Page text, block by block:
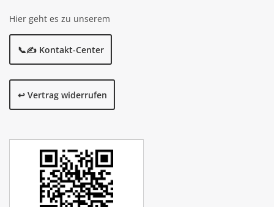
Hier geht es zu unserem
📞✍️ Kontakt-Center
↩️ Vertrag widerrufen